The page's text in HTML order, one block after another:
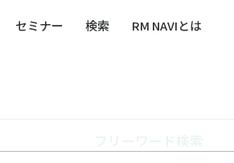
セミナー 検索 RM NAVIとは
ンモビリティ（運輸安全・次世代モビリ
安全文化醸成／労働安全衛生
フリーワード検索